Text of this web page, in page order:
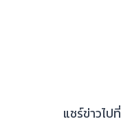
แชร์ข่าวไปที่